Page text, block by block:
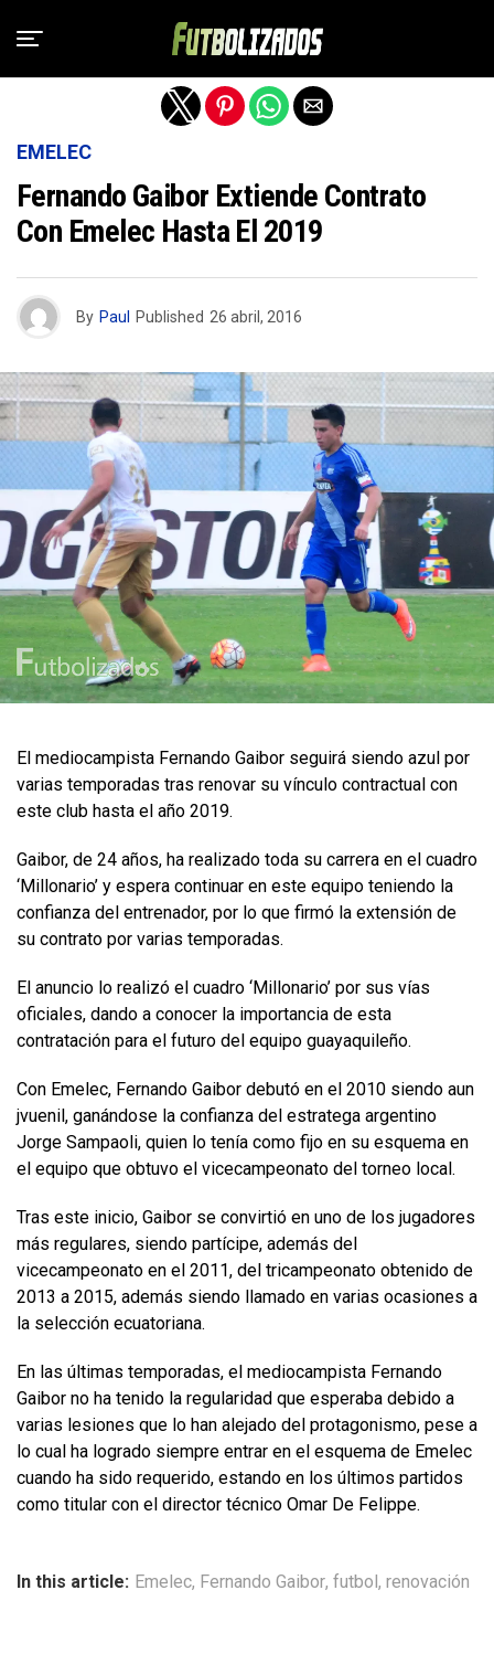
EMELEC
Fernando Gaibor Extiende Contrato
Con Emelec Hasta El 2019
By Paul Published 26 abril, 2016
El mediocampista Fernando Gaibor seguirá siendo azul por
varias temporadas tras renovar su vínculo contractual con
este club hasta el año 2019.
Gaibor, de 24 años, ha realizado toda su carrera en el cuadro
‘Millonario’ y espera continuar en este equipo teniendo la
confianza del entrenador, por lo que firmó la extensión de
su contrato por varias temporadas.
El anuncio lo realizó el cuadro ‘Millonario’ por sus vías
oficiales, dando a conocer la importancia de esta
contratación para el futuro del equipo guayaquileño.
Con Emelec, Fernando Gaibor debutó en el 2010 siendo aun
jvuenil, ganándose la confianza del estratega argentino
Jorge Sampaoli, quien lo tenía como fijo en su esquema en
el equipo que obtuvo el vicecampeonato del torneo local.
Tras este inicio, Gaibor se convirtió en uno de los jugadores
más regulares, siendo partícipe, además del
vicecampeonato en el 2011, del tricampeonato obtenido de
2013 a 2015, además siendo llamado en varias ocasiones a
la selección ecuatoriana.
En las últimas temporadas, el mediocampista Fernando
Gaibor no ha tenido la regularidad que esperaba debido a
varias lesiones que lo han alejado del protagonismo, pese a
lo cual ha logrado siempre entrar en el esquema de Emelec
cuando ha sido requerido, estando en los últimos partidos
como titular con el director técnico Omar De Felippe.
In this article: Emelec, Fernando Gaibor, futbol, renovación
Salir de la versión móvil